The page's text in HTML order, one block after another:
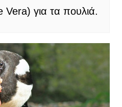
για τα πουλιά.